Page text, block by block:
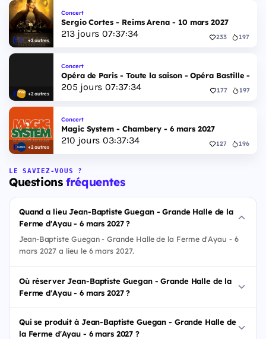
+2 autres
Concert
Sergio Cortes - Reims Arena - 10 mars 2027
213jours 07:37:33 233 197
+2 autres
Concert
Opéra de Paris - Toute la saison - Opéra Bastille - 2
205 jours 07:37:33 177 197
+2 autres
Concert
Magic System - Chambery - 6 mars 2027
210 jours 03:37:33 127 196
LE SAVIEZ-VOUS ?
Questionsfréquentes
Quand a lieu Jean-Baptiste Guegan - Grande Halle de la
Ferme d'Ayau - 6 mars 2027 ?
Jean-Baptiste Guegan - Grande Halle de la Ferme d'Ayau - 6
mars 2027 a lieu le 6 mars 2027.
Où réserver Jean-Baptiste Guegan - Grande Halle de la
Ferme d'Ayau - 6 mars 2027 ?
Qui se produit à Jean-Baptiste Guegan - Grande Halle de
la Ferme d'Ayau - 6 mars 2027 ?